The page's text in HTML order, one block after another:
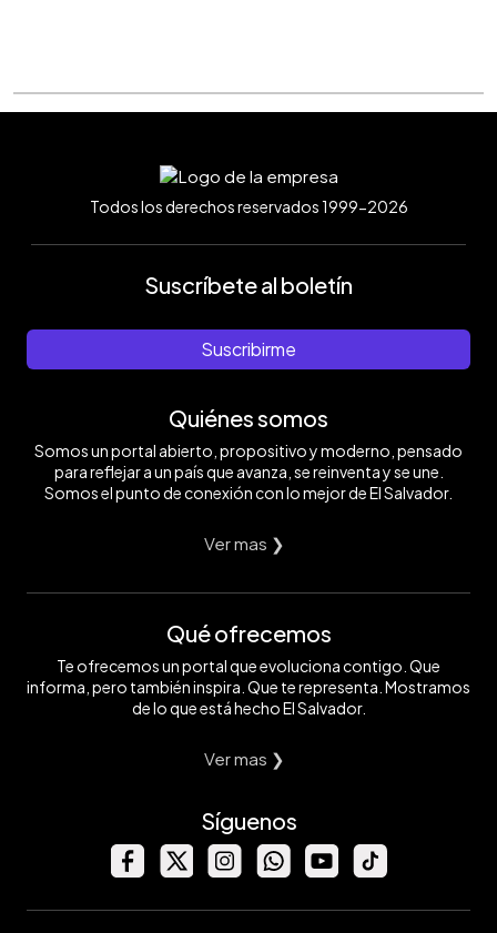
Todos los derechos reservados 1999-2026
Suscríbete al boletín
Suscribirme
Quiénes somos
Somos un portal abierto, propositivo y moderno, pensado
para reflejar a un país que avanza, se reinventa y se une.
Somos el punto de conexión con lo mejor de El Salvador.
Ver mas ❯
Qué ofrecemos
Te ofrecemos un portal que evoluciona contigo. Que
informa, pero también inspira. Que te representa. Mostramos
de lo que está hecho El Salvador.
Ver mas ❯
Síguenos